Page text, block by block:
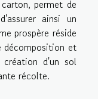
permet de
ainsi un
prospère réside
décomposition et
d'un sol
récolte.